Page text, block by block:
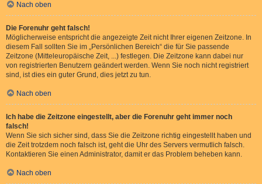
Nach oben
Die Forenuhr geht falsch!
Möglicherweise entspricht die angezeigte Zeit nicht Ihrer eigenen Zeitzone. In
diesem Fall sollten Sie im „Persönlichen Bereich“ die für Sie passende
Zeitzone (Mitteleuropäische Zeit, ...) festlegen. Die Zeitzone kann dabei nur
von registrierten Benutzern geändert werden. Wenn Sie noch nicht registriert
sind, ist dies ein guter Grund, dies jetzt zu tun.
Nach oben
Ich habe die Zeitzone eingestellt, aber die Forenuhr geht immer noch
falsch!
Wenn Sie sich sicher sind, dass Sie die Zeitzone richtig eingestellt haben und
die Zeit trotzdem noch falsch ist, geht die Uhr des Servers vermutlich falsch.
Kontaktieren Sie einen Administrator, damit er das Problem beheben kann.
Nach oben